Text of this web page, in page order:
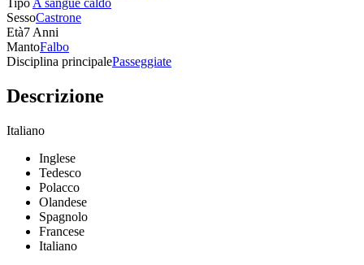
SessoCastrone
Età7 Anni
MantoFalbo
Disciplina principalePasseggiate
Descrizione
Italiano
Inglese
Tedesco
Polacco
Olandese
Spagnolo
Francese
Italiano